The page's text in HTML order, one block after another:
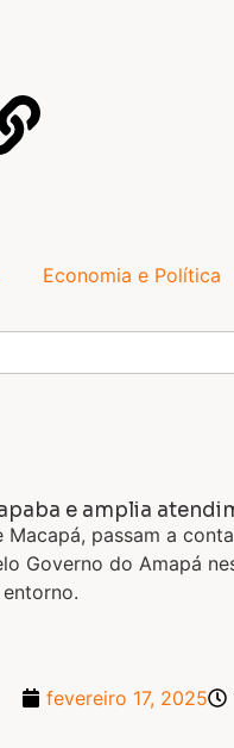
Economia e Política
e amplia
passam a
Governo do Amapá
fevereiro 17, 2025